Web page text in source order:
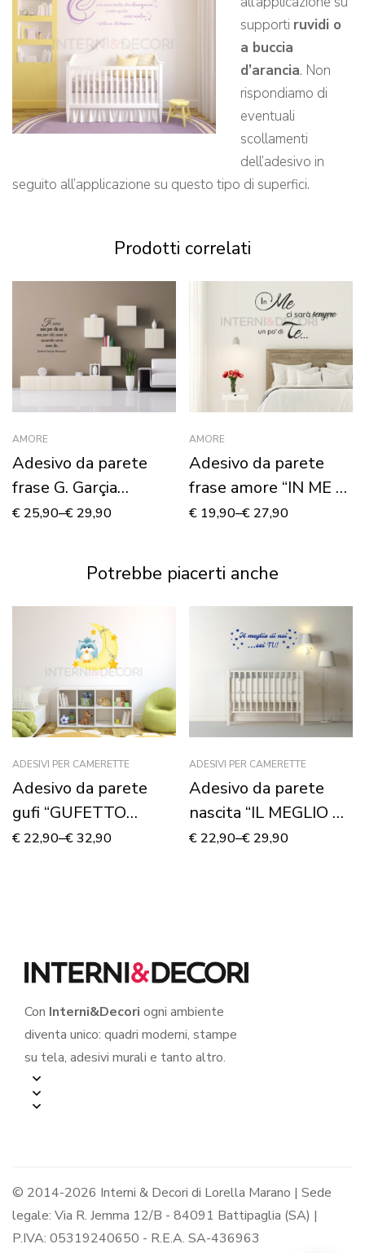
supporti ruvidi o
a buccia
d’arancia. Non
rispondiamo di
eventuali
scollamenti
dell’adesivo in
seguito all’applicazione su questo tipo di superfici.
Prodotti correlati
AMORE
Adesivo da parete
frase G. Garçia
Marquez “TI AMO
€ 25,90–€ 29,90
AMORE
Adesivo da parete
frase amore “IN ME CI
SARÀ…”
€ 19,90–€ 27,90
Potrebbe piacerti anche
ADESIVI PER CAMERETTE
Adesivo da parete
gufi “GUFETTO
AZZURRO SU LUNA”
€ 22,90–€32,90
ADESIVI PER CAMERETTE
Adesivo da parete
nascita “IL MEGLIO DI
NOI…SEI TU!” –
€ 22,90–€ 29,90
Con Interni&Decori ogni ambiente
diventa unico: quadri moderni, stampe
su tela, adesivi murali e tanto altro.
© 2014-2026 Interni & Decori di Lorella Marano | Sede
legale: Via R. Jemma 12/B - 84091 Battipaglia (SA) |
P.IVA: 05319240650 - R.E.A. SA-436963